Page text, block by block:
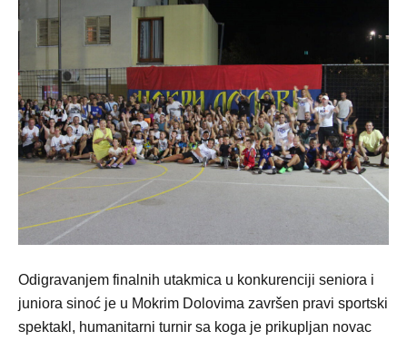
Odigravanjem finalnih utakmica u konkurenciji seniora i
juniora sinoć je u Mokrim Dolovima završen pravi sportski
spektakl, humanitarni turnir sa koga je prikupljan novac